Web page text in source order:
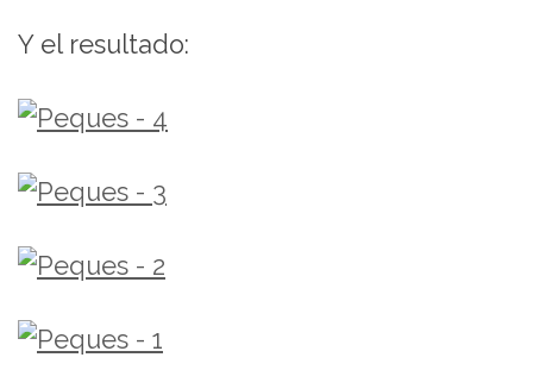
Y el resultado: